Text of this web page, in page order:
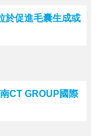
於促進毛囊生成或
CT GROUP國際